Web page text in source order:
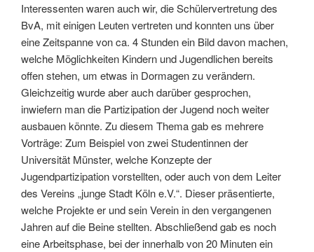
Interessenten waren auch wir, die Schülervertretung des
BvA, mit einigen Leuten vertreten und konnten uns über
eine Zeitspanne von ca. 4 Stunden ein Bild davon machen,
welche Möglichkeiten Kindern und Jugendlichen bereits
offen stehen, um etwas in Dormagen zu verändern.
Gleichzeitig wurde aber auch darüber gesprochen,
inwiefern man die Partizipation der Jugend noch weiter
ausbauen könnte. Zu diesem Thema gab es mehrere
Vorträge: Zum Beispiel von zwei Studentinnen der
Universität Münster, welche Konzepte der
Jugendpartizipation vorstellten, oder auch von dem Leiter
des Vereins „junge Stadt Köln e.V.“. Dieser präsentierte,
welche Projekte er und sein Verein in den vergangenen
Jahren auf die Beine stellten. Abschließend gab es noch
eine Arbeitsphase, bei der innerhalb von 20 Minuten ein